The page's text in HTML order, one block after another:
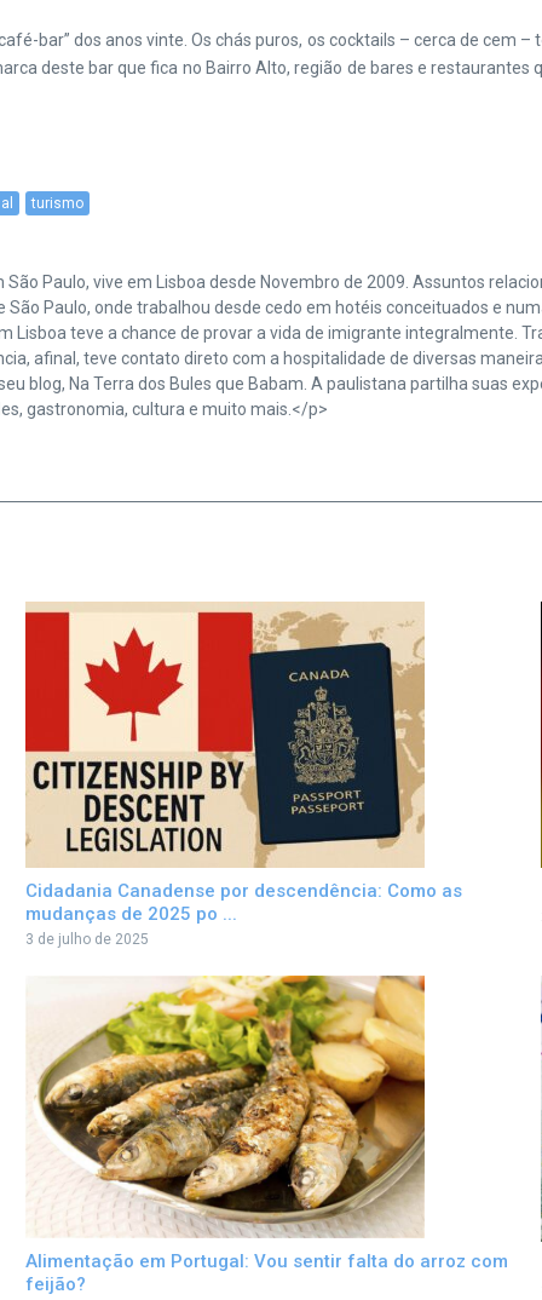
bar” dos anos vinte. Os chás puros, os cocktails – cerca de cem
deste bar que fica no Bairro Alto, região de bares e restaurantes
turismo
Paulo, vive em Lisboa desde Novembro de 2009. Assuntos
Paulo, onde trabalhou desde cedo em hotéis conceituados e
Lisboa teve a chance de provar a vida de imigrante integralmente.
afinal, teve contato direto com a hospitalidade de diversas
blog, Na Terra dos Bules que Babam. A paulistana partilha suas
gastronomia, cultura e muito mais.</p>
Cidadania Canadense por descendência: Como as
mudanças de 2025 po ...
3 de julho de 2025
Alimentação em Portugal: Vou sentir falta do arroz com
feijão?